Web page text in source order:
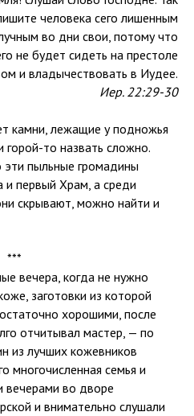
человека сего лишенным
во дни свои, потому что
не будет сидеть на престоле
и владычествовать в Иудее.
Иер. 22:29-30
камни, лежащие у подножья
то назвать сложно.
эти пыльные громадины
первый Храм, а среди
скрывают, можно найти и
***
вечера, когда не нужно
заготовки из которой
хорошими, после
отчитывал мастер, — по
из лучших кожевников
многочисленная семья и
вечерами во дворе
и внимательно слушали